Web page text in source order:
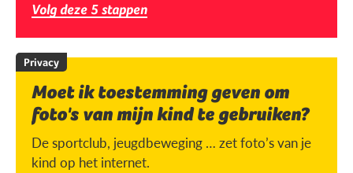
Volg deze 5 stappen
Privacy
Moet ik toestemming geven om
foto's van mijn kind te gebruiken?
De sportclub, jeugdbeweging … zet foto’s van je
kind op het internet.